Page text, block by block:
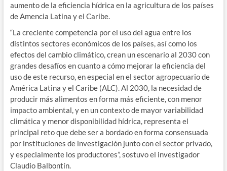
aumento de la eficiencia hídrica en la agricultura de los países
de Amencia Latina y el Caribe.
“La creciente competencia por el uso del agua entre los
distintos sectores económicos de los países, así como los
efectos del cambio climático, crean un escenario al 2030 con
grandes desafíos en cuanto a cómo mejorar la eficiencia del
uso de este recurso, en especial en el sector agropecuario de
América Latina y el Caribe (ALC). Al 2030, la necesidad de
producir más alimentos en forma más eficiente, con menor
impacto ambiental, y en un contexto de mayor variabilidad
climática y menor disponibilidad hídrica, representa el
principal reto que debe ser a bordado en forma consensuada
por instituciones de investigación junto con el sector privado,
y especialmente los productores”, sostuvo el investigador
Claudio Balbontín.